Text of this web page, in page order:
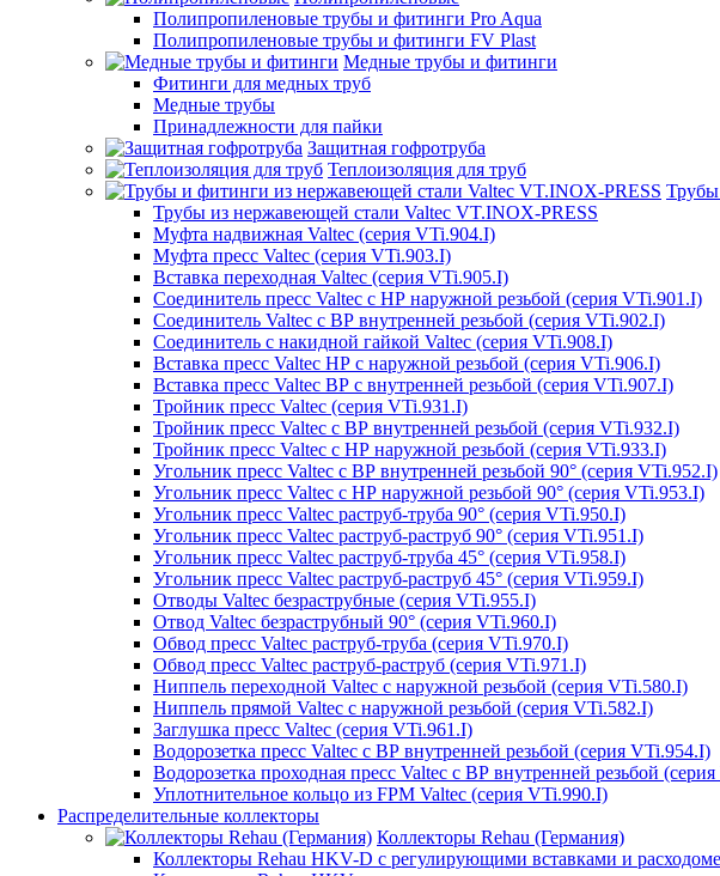
Полипропиленовые трубы и фитинги Pro Aqua
Полипропиленовые трубы и фитинги FV Plast
Медные трубы и фитинги
Фитинги для медных труб
Медные трубы
Принадлежности для пайки
Защитная гофротруба
Теплоизоляция для труб
Трубы из нержавеющей стали Valtec VT.INOX-PRESS
Муфта надвижная Valtec (серия VTi.904.I)
Муфта пресс Valtec (серия VTi.903.I)
Вставка переходная Valtec (серия VTi.905.I)
Соединитель пресс Valtec с НР наружной резьбой (серия VTi.901.I)
Соединитель Valtec с ВР внутренней резьбой (серия VTi.902.I)
Соединитель с накидной гайкой Valtec (серия VTi.908.I)
Вставка пресс Valtec НР с наружной резьбой (серия VTi.906.I)
Вставка пресс Valtec ВР с внутренней резьбой (серия VTi.907.I)
Тройник пресс Valtec (серия VTi.931.I)
Тройник пресс Valtec с ВР внутренней резьбой (серия VTi.932.I)
Тройник пресс Valtec с НР наружной резьбой (серия VTi.933.I)
Угольник пресс Valtec с ВР внутренней резьбой 90° (серия VTi.952.I)
Угольник пресс Valtec с НР наружной резьбой 90° (серия VTi.953.I)
Угольник пресс Valtec раструб-труба 90° (серия VTi.950.I)
Угольник пресс Valtec раструб-раструб 90° (серия VTi.951.I)
Угольник пресс Valtec раструб-труба 45° (серия VTi.958.I)
Угольник пресс Valtec раструб-раструб 45° (серия VTi.959.I)
Отводы Valtec безраструбные (серия VTi.955.I)
Отвод Valtec безраструбный 90° (серия VTi.960.I)
Обвод пресс Valtec раструб-труба (серия VTi.970.I)
Обвод пресс Valtec раструб-раструб (серия VTi.971.I)
Ниппель переходной Valtec с наружной резьбой (серия VTi.580.I)
Ниппель прямой Valtec с наружной резьбой (серия VTi.582.I)
Заглушка пресс Valtec (серия VTi.961.I)
Водорозетка пресс Valtec с ВР внутренней резьбой (серия VTi.954.I)
Водорозетка проходная пресс Valtec с ВР внутренней резьбой
Уплотнительное кольцо из FPM Valtec (серия VTi.990.I)
Распределительные коллекторы
Коллекторы Rehau (Германия)
Коллекторы Rehau HKV-D с регулирующими вставками и